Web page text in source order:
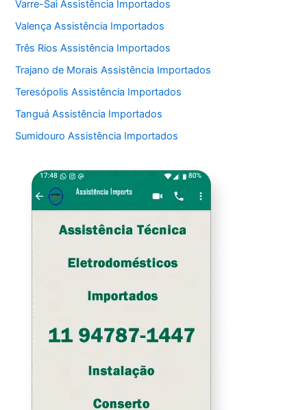
Varre-Sai Assistência Importados
Valença Assistência Importados
Três Rios Assistência Importados
Trajano de Morais Assistência Importados
Teresópolis Assistência Importados
Tanguá Assistência Importados
Sumidouro Assistência Importados